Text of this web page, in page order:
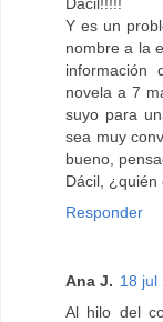
Y es un
nombre a la
información
novela a 7
suyo para
sea muy
bueno,
Dácil,
Responder
Ana J. 18 jul
Al hilo del